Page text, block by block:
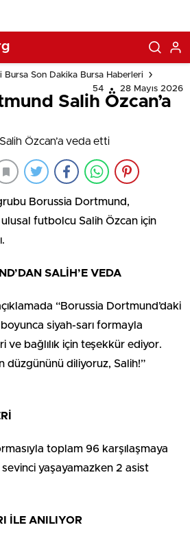
Bursa Son Dakika Bursa Haberleri
54
28 Mayıs 2026
Salih Özcan’a
Borussia Dortmund,
futbolcu Salih Özcan için
SALİH’E VEDA
“Borussia Dortmund’daki
boyunca siyah-sarı formayla
bağlılık için teşekkür ediyor.
düzgününü diliyoruz, Salih!”
toplam 96 karşılaşmaya
sevinci yaşayamazken 2 asist
İLE ANILIYOR